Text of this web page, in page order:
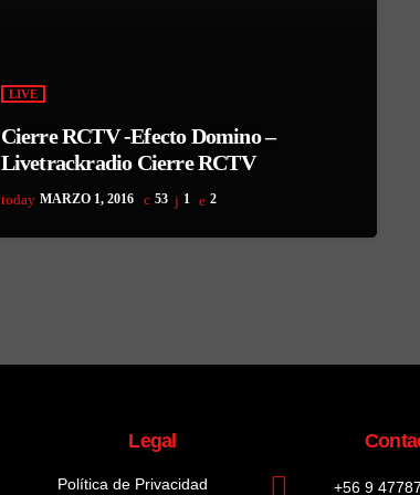
LIVE
Cierre RCTV -Efecto Domino –
Livetrackradio Cierre RCTV
today MARZO 1, 2016 53 1 2
Legal
Política de Privacidad +56 9